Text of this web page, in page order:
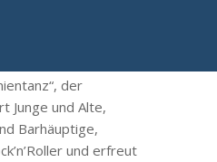
der
Junge und Alte,
Barhäuptige,
und erfreut